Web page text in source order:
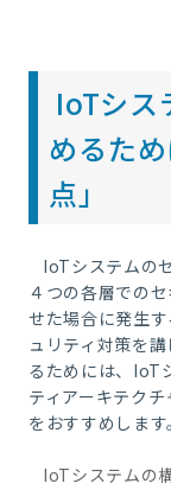
IoTシス
めるた
点」
IoTシステムの
４つの各層での
せた場合に発生
ュリティ対策を
るためには、 IoT
ティアーキテク
をおすすめします
IoTシステムの